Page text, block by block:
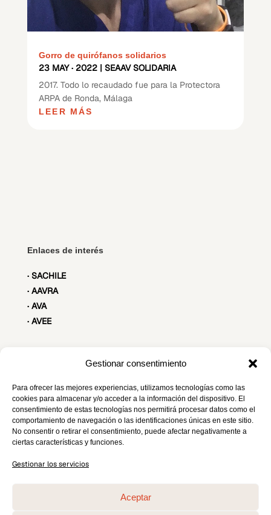
Gestionar consentimiento
Para ofrecer las mejores experiencias, utilizamos tecnologías como las
cookies para almacenar y/o acceder a la información del dispositivo. El
consentimiento de estas tecnologías nos permitirá procesar datos como el
comportamiento de navegación o las identificaciones únicas en este sitio.
No consentir o retirar el consentimiento, puede afectar negativamente a
ciertas características y funciones.
Gestionar los servicios
Aceptar
Gorro de quirófanos solidarios
23 MAY · 2022| SEAAV SOLIDARIA
2017. Todo lo recaudado fue para la Protectora
ARPA de Ronda, Málaga
LEER MÁS
Enlaces de interés
· SACHILE
· AAVRA
· AVA
· AVEE
secretariatecnica@seaav.org
C/ Maestro Ripoll, 8 Madrid
¡Síguenos!